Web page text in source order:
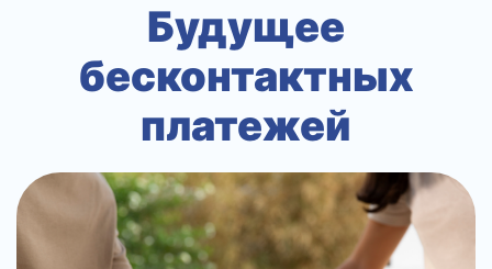
Будущее
бесконтактных
платежей